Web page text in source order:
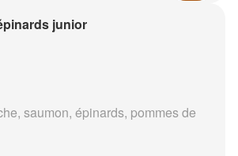
junior
saumon, épinards, pommes de